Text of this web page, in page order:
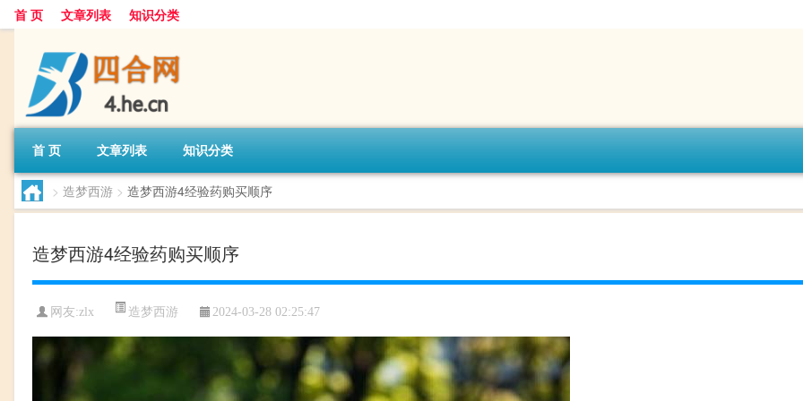
首 页 文章列表 知识分类
首 页 文章列表 知识分类
> 造梦西游 > 造梦西游4经验药购买顺序
造梦西游4经验药购买顺序
网友:zlx 造梦西游 2024-03-28 02:25:47